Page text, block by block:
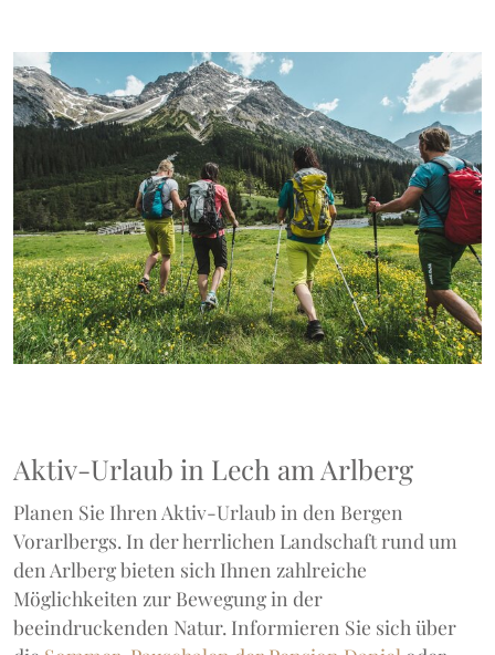
Aktiv-Urlaub in Lech am Arlberg
Planen Sie Ihren Aktiv-Urlaub in den Bergen
Vorarlbergs. In der herrlichen Landschaft rund um
den Arlberg bieten sich Ihnen zahlreiche
Möglichkeiten zur Bewegung in der
beeindruckenden Natur. Informieren Sie sich über